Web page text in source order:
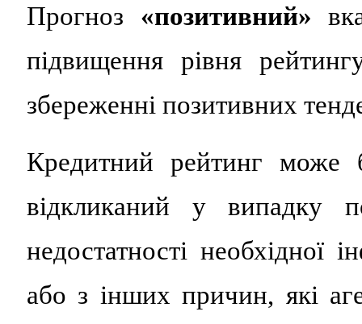
Прогноз «позитивний»
підвищення рівня
збереженні позитивних
Кредитний рейтинг може
відкликаний у випадку
недостатності необхідної
або з інших причин, які